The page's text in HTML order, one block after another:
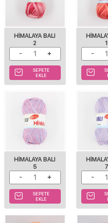
HIMALAYA BALI
2
SEPETE
EKLE
1
HIMALAYA BALI
5
SEPETE
EKLE
7